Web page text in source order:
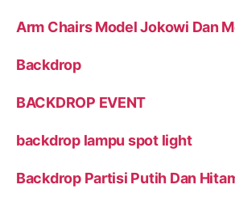
Arm Chairs Model Jokowi Dan
Backdrop
BACKDROP EVENT
backdrop lampu spot light
Backdrop Partisi Putih Dan